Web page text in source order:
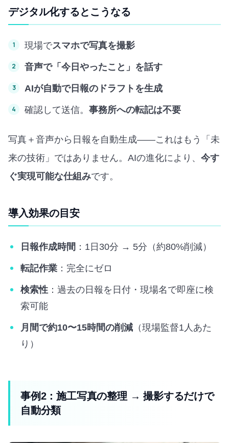
デジタル化するとこうなる
現場でスマホで写真を撮影
音声で「今日やったこと」を話す
AIが自動で日報のドラフトを生成
確認して送信。 事務所への転記は不要
写真＋音声から日報を自動生成——これはもう「未
来の技術」ではありません。AIの進化により、 今す
ぐ実現可能な仕組みです。
導入効果の目安
日報作成時間 ：1日30分 → 5分（約80%削減）
転記作業 ：完全にゼロ
検索性 ：過去の日報を日付・現場名で即座に検
索可能
月間で約10〜15時間の削減 （現場監督1人あた
り）
事例2：施工写真の整理 → 撮影するだけで
自動分類